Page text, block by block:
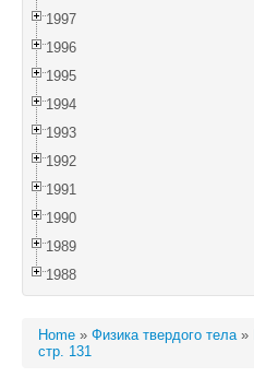
1997
1996
1995
1994
1993
1992
1991
1990
1989
1988
Home » Физика твердого тела»
стр. 131